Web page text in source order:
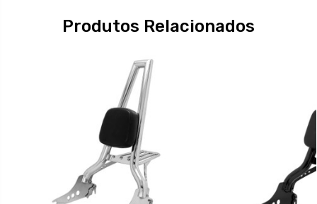
Produtos Relacionados